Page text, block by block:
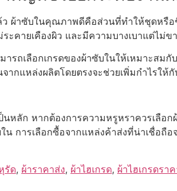
ผ้าซับในคุณภาพดีคือส่วนที่ทำให้ชุดหรื
คายเคืองผิว และมีความบางเบาแต่ไม่ข
ถเลือกเกรดของผ้าซับในให้เหมาะสมกั
กแหล่งผลิตโดยตรงจะช่วยเพิ่มกำไรให้
นหลัก หากต้องการความหรูหราควรเลื
น การเลือกซื้อจากแหล่งค้าส่งที่น่าเชื่
รัด, ผ้าราคาส่ง, ผ้าไฮเกรด, ผ้าไฮเกรดรา